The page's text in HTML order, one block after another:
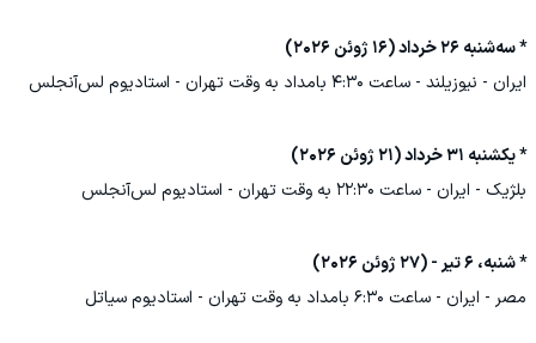
* سه‌شنبه ۲۶ خرداد (۱۶ ژوئن ۲۰۲۶)
ایران - نیوزیلند - ساعت ۴:۳۰ بامداد به وقت تهران - استادیوم لس‌آنجلس
* یکشنبه ۳۱ خرداد (۲۱ ژوئن ۲۰۲۶)
بلژیک - ایران - ساعت ۲۲:۳۰ به وقت تهران - استادیوم لس‌آنجلس
* شنبه، ۶ تیر - (۲۷ ژوئن ۲۰۲۶)
مصر - ایران - ساعت ۶:۳۰ بامداد به وقت تهران - استادیوم سیاتل